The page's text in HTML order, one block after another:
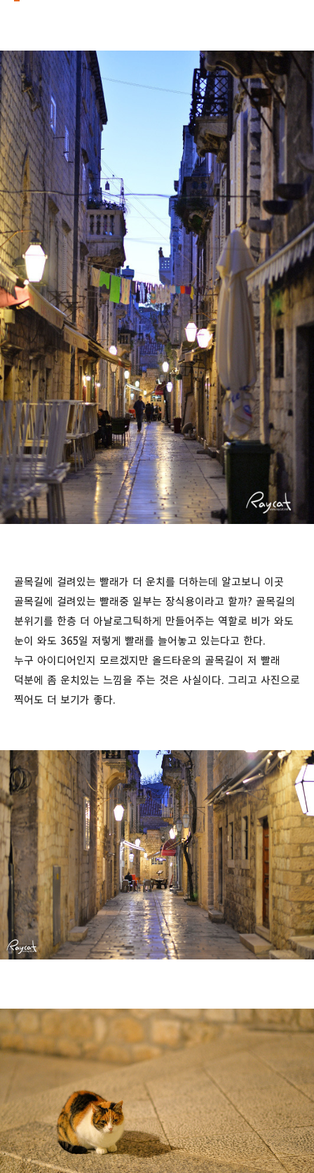
골목길에 걸려있는 빨래가 더 운치를 더하는데 알고보니 이곳
골목길에 걸려있는 빨래중 일부는 장식용이라고 할까? 골목길의
분위기를 한층 더 아날로그틱하게 만들어주는 역할로 비가 와도
눈이 와도 365일 저렇게 빨래를 늘어놓고 있는다고 한다.
누구 아이디어인지 모르겠지만 올드타운의 골목길이 저 빨래
덕분에 좀 운치있는 느낌을 주는 것은 사실이다. 그리고 사진으로
찍어도 더 보기가 좋다.